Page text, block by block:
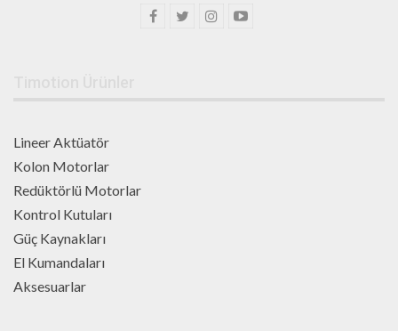
Lineer Aktüatör
Kolon Motorlar
Redüktörlü Motorlar
Kontrol Kutuları
Güç Kaynakları
El Kumandaları
Aksesuarlar